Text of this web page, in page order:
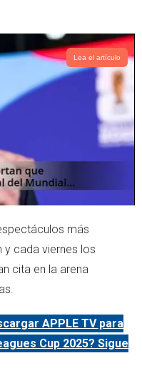
Lea el artículo
más
y cada viernes los
cita en la arena
APPLE TV para
Cup 2025? Sigue